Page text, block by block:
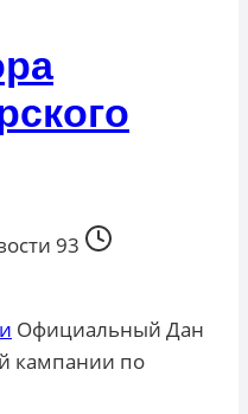
93
Официальный Дан
кампании по